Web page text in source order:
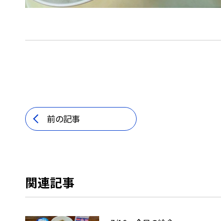
前の記事
関連記事